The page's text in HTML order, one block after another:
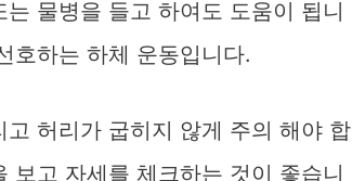
물병을 들고 하여도 도움이 됩니
호하는 하체 운동입니다.
허리가 굽히지 않게 주의 해야 합
보고 자세를 체크하는 것이 좋습니